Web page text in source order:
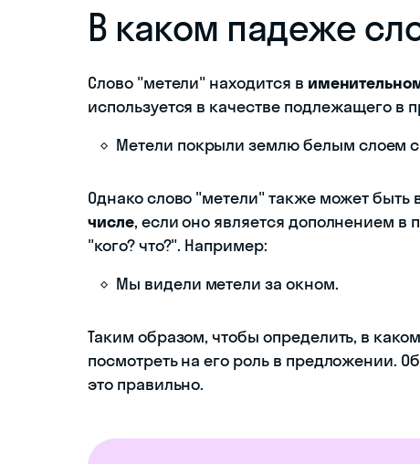
В каком падеже
Слово "метели" находится в
используется в качестве подлежащего в
Метели покрыли землю белым слоем
Однако слово "метели" также может быть
числе, если оно является дополнением в
"кого? что?". Например:
Мы видели метели за окном.
Таким образом, чтобы определить, в
посмотреть на его роль в предложении.
это правильно.